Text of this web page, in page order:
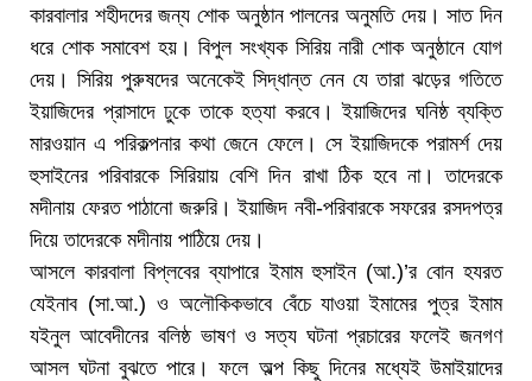
কারবালার শহীদদের জন্য শোক অনুষ্ঠান পালনের অনুমতি দেয়। সাত দিন
ধরে শোক সমাবেশ হয়। বিপুল সংখ্যক সিরিয় নারী শোক অনুষ্ঠানে যোগ
দেয়। সিরিয় পুরুষদের অনেকেই সিদ্ধান্ত নেন যে তারা ঝড়ের গতিতে
ইয়াজিদের প্রাসাদে ঢুকে তাকে হত্যা করবে। ইয়াজিদের ঘনিষ্ঠ ব্যক্তি
মারওয়ান এ পরিকল্পনার কথা জেনে ফেলে। সে ইয়াজিদকে পরামর্শ দেয়
হুসাইনের পরিবারকে সিরিয়ায় বেশি দিন রাখা ঠিক হবে না। তাদেরকে
মদীনায় ফেরত পাঠানো জরুরি। ইয়াজিদ নবী-পরিবারকে সফরের রসদপত্র
দিয়ে তাদেরকে মদীনায় পাঠিয়ে দেয়।
আসলে কারবালা বিপ্লবের ব্যাপারে ইমাম হুসাইন (আ.)’র বোন হযরত
যেইনাব (সা.আ.) ও অলৌকিকভাবে বেঁচে যাওয়া ইমামের পুত্র ইমাম
যইনুল আবেদীনের বলিষ্ঠ ভাষণ ও সত্য ঘটনা প্রচারের ফলেই জনগণ
আসল ঘটনা বুঝতে পারে। ফলে অল্প কিছু দিনের মধ্যেই উমাইয়াদের